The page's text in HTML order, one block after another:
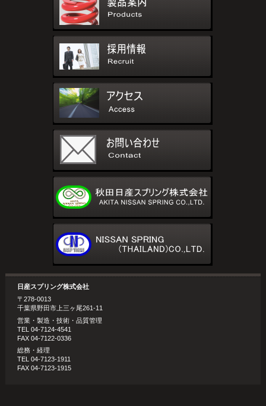
日産スプリング株式会社
〒278-0013
千葉県野田市上三ヶ尾261-11
営業・製造・技術・品質管理
TEL 04-7124-4541
FAX 04-7122-0336
総務・経理
TEL 04-7123-1911
FAX 04-7123-1915